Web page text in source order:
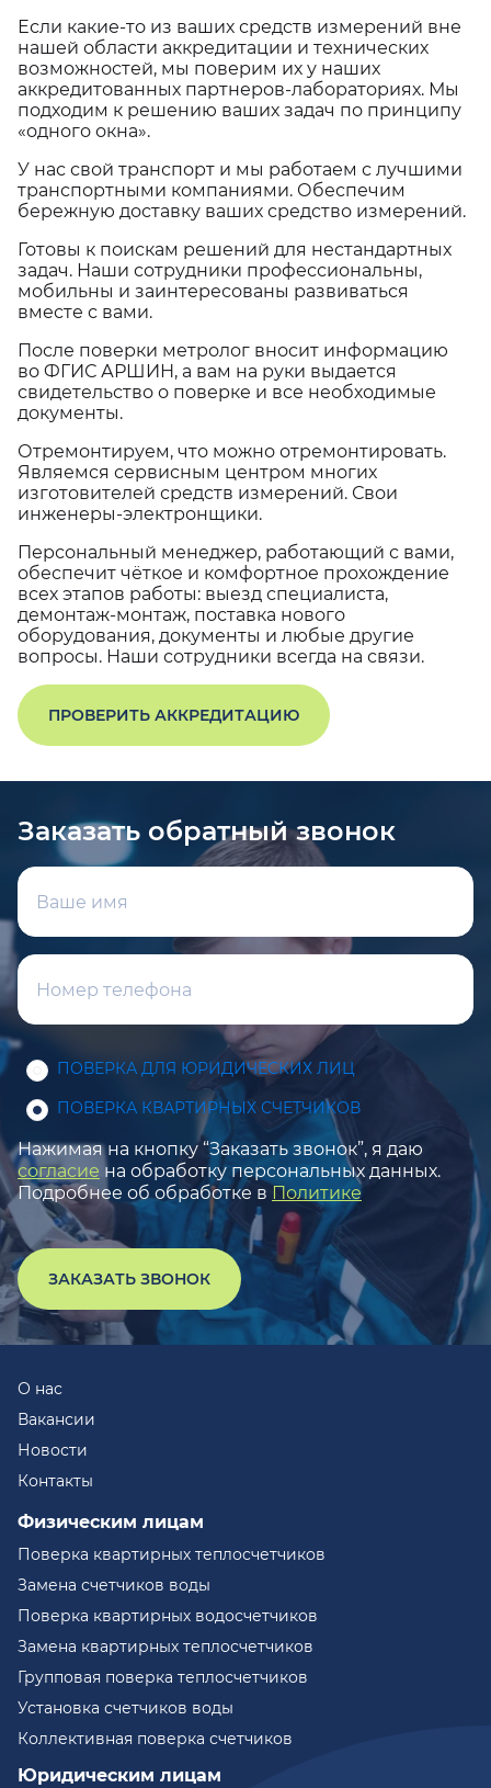
Если какие-то из ваших средств измерений вне
нашей области аккредитации и технических
возможностей, мы поверим их у наших
аккредитованных партнеров-лабораториях. Мы
подходим к решению ваших задач по принципу
«одного окна».
У нас свой транспорт и мы работаем с лучшими
транспортными компаниями. Обеспечим
бережную доставку ваших средство измерений.
Готовы к поискам решений для нестандартных
задач. Наши сотрудники профессиональны,
мобильны и заинтересованы развиваться
вместе с вами.
После поверки метролог вносит информацию
во ФГИС АРШИН, а вам на руки выдается
свидетельство о поверке и все необходимые
документы.
Отремонтируем, что можно отремонтировать.
Являемся сервисным центром многих
изготовителей средств измерений. Свои
инженеры-электронщики.
Персональный менеджер, работающий с вами,
обеспечит чёткое и комфортное прохождение
всех этапов работы: выезд специалиста,
демонтаж-монтаж, поставка нового
оборудования, документы и любые другие
вопросы. Наши сотрудники всегда на связи.
ПРОВЕРИТЬ АККРЕДИТАЦИЮ
Заказать обратный звонок
ПОВЕРКА ДЛЯ ЮРИДИЧЕСКИХ ЛИЦ
ПОВЕРКА КВАРТИРНЫХ СЧЕТЧИКОВ
Нажимая на кнопку “Заказать звонок”, я даю
согласие на обработку персональных данных.
Подробнее об обработке в Политике
ЗАКАЗАТЬ ЗВОНОК
О нас
Вакансии
Новости
Контакты
Физическим лицам
Поверка квартирных теплосчетчиков
Замена счетчиков воды
Поверка квартирных водосчетчиков
Замена квартирных теплосчетчиков
Групповая поверка теплосчетчиков
Установка счетчиков воды
Коллективная поверка счетчиков
Юридическим лицам